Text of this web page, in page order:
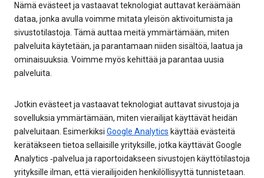
Nämä evästeet ja vastaavat teknologiat auttavat keräämään
dataa, jonka avulla voimme mitata yleisön aktivoitumista ja
sivustotilastoja. Tämä auttaa meitä ymmärtämään, miten
palveluita käytetään, ja parantamaan niiden sisältöä, laatua ja
ominaisuuksia. Voimme myös kehittää ja parantaa uusia
palveluita.
Jotkin evästeet ja vastaavat teknologiat auttavat sivustoja ja
sovelluksia ymmärtämään, miten vierailijat käyttävät heidän
palveluitaan. Esimerkiksi Google Analytics käyttää evästeitä
kerätäkseen tietoa sellaisille yrityksille, jotka käyttävät Google
Analytics ‐palvelua ja raportoidakseen sivustojen käyttötilastoja
yrityksille ilman, että vierailijoiden henkilöllisyyttä tunnistetaan.